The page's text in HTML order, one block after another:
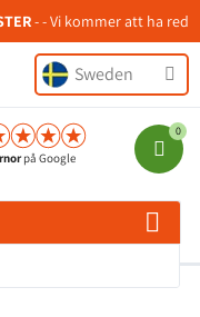
- - Vi kommer att ha
Sweden
på Google